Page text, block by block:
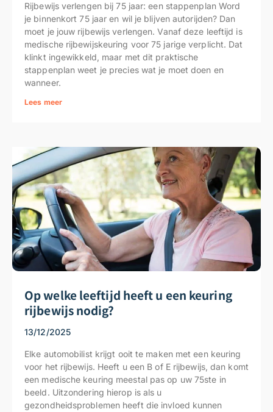
Rijbewijs verlengen bij 75 jaar: een stappenplan Word
je binnenkort 75 jaar en wil je blijven autorijden? Dan
moet je jouw rijbewijs verlengen. Vanaf deze leeftijd is
medische rijbewijskeuring voor 75 jarige verplicht. Dat
klinkt ingewikkeld, maar met dit praktische
stappenplan weet je precies wat je moet doen en
wanneer.
Lees meer
Op welke leeftijd heeft u een keuring
rijbewijs nodig?
13/12/2025
Elke automobilist krijgt ooit te maken met een keuring
voor het rijbewijs. Heeft u een B of E rijbewijs, dan komt
een medische keuring meestal pas op uw 75ste in
beeld. Uitzondering hierop is als u
gezondheidsproblemen heeft die invloed kunnen